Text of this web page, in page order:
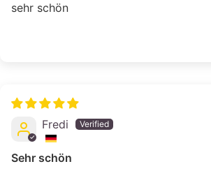
sehr schön
Fredi
Sehr schön